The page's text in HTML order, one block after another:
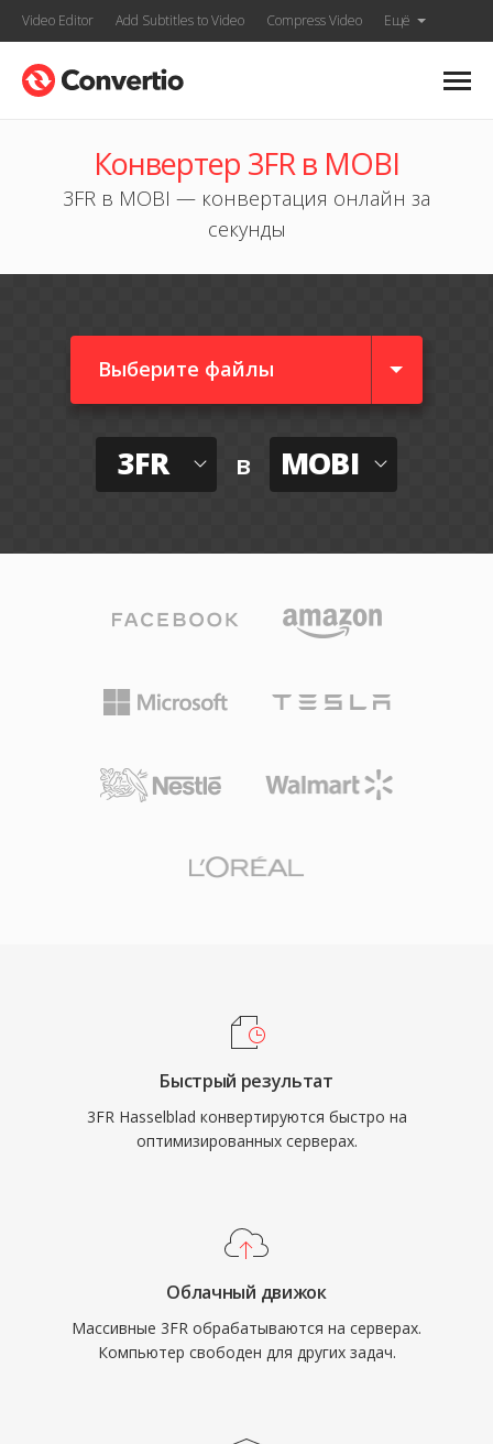
Video Editor Add Subtitles to Video Compress Video Ещё
Конвертер 3FR в MOBI
3FR в MOBI — конвертация онлайн за
секунды
Выберите файлы
3FR в MOBI
Быстрый результат
3FR Hasselblad конвертируются быстро на
оптимизированных серверах.
Облачный движок
Массивные 3FR обрабатываются на серверах.
Компьютер свободен для других задач.